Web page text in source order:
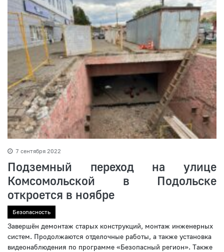
7 сентября 2022
Подземный переход на улице
Комсомольской в Подольске
откроется в ноябре
Безопасность
Завершён демонтаж старых конструкций, монтаж инженерных
систем. Продолжаются отделочные работы, а также установка
видеонаблюдения по программе «Безопасный регион». Также